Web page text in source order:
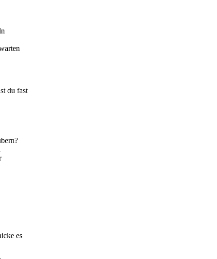
du fast
es